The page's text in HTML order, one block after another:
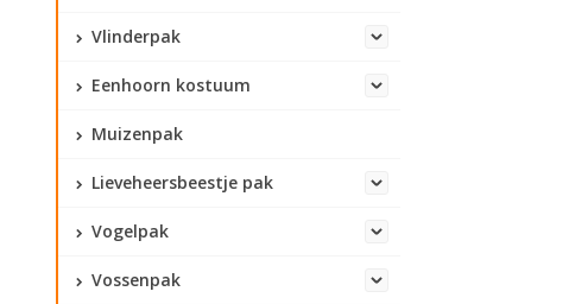
Vlinderpak
Eenhoorn kostuum
Muizenpak
Lieveheersbeestje pak
Vogelpak
Vossenpak